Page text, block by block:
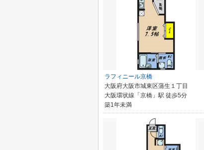
ラフィニール京橋
大阪府大阪市城東区蒲生１丁目
大阪環状線「京橋」駅 徒歩5分
築1年未満